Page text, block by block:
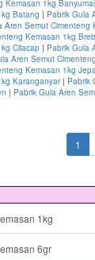
Kemasan 1kg
Batang | Pabrik Gula
Aren Semut Cimenteng
Kemasan 1kg
Cilacap | Pabrik Gula
Aren Semut
Kemasan 1kg
Karanganyar| Pabrik
| Pabrik Gula Aren
1
1kg
6gr